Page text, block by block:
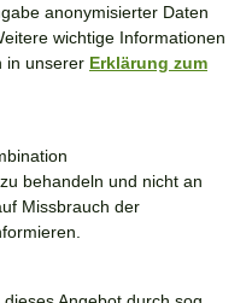
anonymisierter Daten
wichtige Informationen
in unserer Erklärung zum
behandeln und nicht an
Missbrauch der